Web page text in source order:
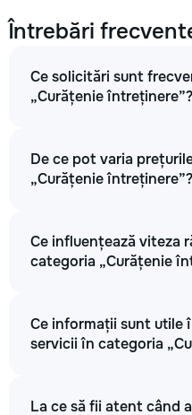
Întrebări
Ce solicitări sunt
„Curățenie întreținere”?
De ce pot varia
„Curățenie întreținere”?
Ce influențează viteza
categoria „Curățenie
Ce informații sunt utile
servicii în categoria
La ce să fii atent când